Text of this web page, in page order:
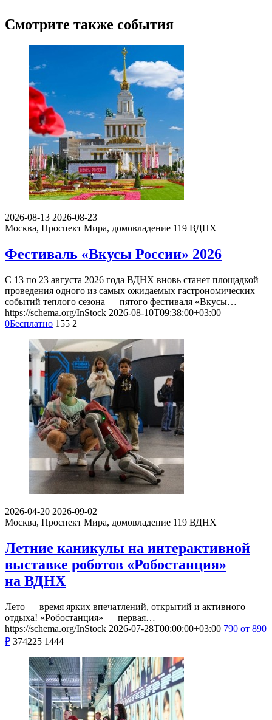
Смотрите также события
2026-08-13 2026-08-23
Москва, Проспект Мира, домовладение 119 ВДНХ
Фестиваль «Вкусы России» 2026
С 13 по 23 августа 2026 года ВДНХ вновь станет площадкой
проведения одного из самых ожидаемых гастрономических
событий теплого сезона — пятого фестиваля «Вкусы…
https://schema.org/InStock 2026-08-10T09:38:00+03:00
0Бесплатно 155 2
2026-04-20 2026-09-02
Москва, Проспект Мира, домовладение 119 ВДНХ
Летние каникулы на интерактивной
выставке роботов «Робостанция»
на ВДНХ
Лето — время ярких впечатлений, открытий и активного
отдыха! «Робостанция» — первая…
https://schema.org/InStock 2026-07-28T00:00:00+03:00 790 от 890
₽ 374225 1444